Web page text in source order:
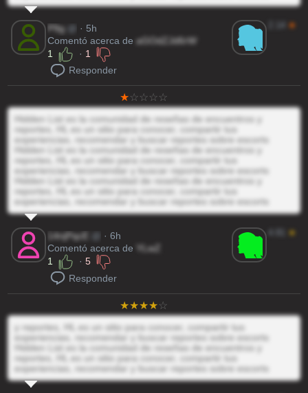
P9g
· 5h
Comentó acerca deaGOdZJd6rW
1
· 1
Responder
★
Hidden List es la comunidad de reseñas de encuentros y
reportes, HL es un sitio para conocer, compartir tus
experiencias, recomendar y buscar reportes sobre escorts
Hidden List es la comunidad de reseñas de encuentros y
reportes, HL es un sitio para conocer, compartir tus
experiencias, recomendar y buscar reportes sobre escorts
Hidden List es la comunidad de reseñas de encuentros y
reportes, HL es un sitio para conocer, compartir tus
experiencias, recomendar y buscar reportes sobre escorts
14njPqcE
· 6h
Comentó acerca de
YLwZ
1
·5
Responder
★
y reportes, HL es un sitio para conocer, compartir tus
experiencias, recomendar y buscar reportes sobre escorts
Hidden List es la comunidad de reseñas de encuentros y
reportes, HL es un sitio para conocer, compartir tus
experiencias, recomendar y buscar reportes sobre escorts